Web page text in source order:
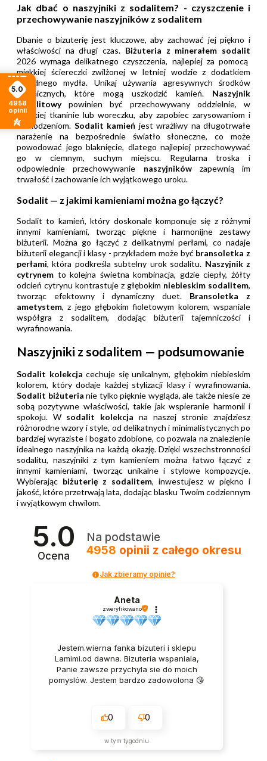
Jak dbać o naszyjniki z sodalitem? - czyszczenie i
przechowywanie naszyjników z sodalitem
Dbanie o bizuterię jest kluczowe, aby zachować jej piękno i
właściwości na długi czas. Biżuteria z minerałem sodalit
2026 wymaga delikatnego czyszczenia, najlepiej za pomocą
miękkiej ściereczki zwilżonej w letniej wodzie z dodatkiem
łagodnego mydła. Unikaj używania agresywnych środków
chemicznych, które mogą uszkodzić kamień. Naszyjnik
sodalitowypowinien być przechowywany oddzielnie, w
miękkiej tkaninie lub woreczku, aby zapobiec zarysowaniom i
uszkodzeniom. Sodalit kamień jest wrażliwy na długotrwałe
narażenie na bezpośrednie światło słoneczne, co może
powodować jego blaknięcie, dlatego najlepiej przechowywać
go w ciemnym, suchym miejscu. Regularna troska i
odpowiednie przechowywanie
naszyjników
zapewnią im
trwałość i zachowanie ich wyjątkowego uroku.
Sodalit — z jakimi kamieniami można go łączyć?
Sodalit to kamień, który doskonale komponuje się z różnymi
innymi kamieniami, tworząc piękne i harmonijne zestawy
biżuterii. Można go łączyć z delikatnymi perłami, co nadaje
biżuterii elegancji i klasy - przykładem może być bransoletka z
perłami, która podkreśla subtelny urok sodalitu. Naszyjnik z
cytrynem to kolejna świetna kombinacja, gdzie ciepły, żółty
odcień cytrynu kontrastuje z głębokim niebieskim sodalitem,
tworząc efektowny i dynamiczny duet.
Bransoletka z
ametystem, z jego głębokim fioletowym kolorem, wspaniale
współgra z sodalitem, dodając biżuterii tajemniczości i
wyrafinowania.
Naszyjniki z sodalitem — podsumowanie
Sodalit kolekcja cechuje się unikalnym, głębokim niebieskim
kolorem, który dodaje każdej stylizacji klasy i wyrafinowania.
Sodalit biżuteria nie tylko pięknie wygląda, ale także niesie ze
sobą pozytywne właściwości, takie jak wspieranie harmonii i
spokoju. W sodalit kolekcja na naszej stronie znajdziesz
różnorodne wzory i style, od delikatnych i minimalistycznych po
bardziej wyraziste i bogato zdobione, co pozwala na znalezienie
idealnego naszyjnika na każdą okazję. Dzięki wszechstronności
sodalitu, naszyjniki z tym kamieniem można łatwo łączyć z
innymi kamieniami, tworząc unikalne i stylowe kompozycje.
Wybierając biżuterię z sodalitem, inwestujesz w piękno i
jakość, które przetrwają lata, dodając blasku Twoim codziennym
i wyjątkowym chwilom.
5.0
Ocena
Na podstawie
4958 opinii z całego okresu
Jak zbieramy opinie?
Aneta
zweryfikowano
Jestem.wierna fanka bizuteri i sklepu
Lamimi.od dawna. Bizuteria wspaniala,
Panie zawsze przychyla sie do moich
pomyslów. Jestem bardzo zadowolona 😘
0 0
w tym tygodniu
5.0
4958
opinii